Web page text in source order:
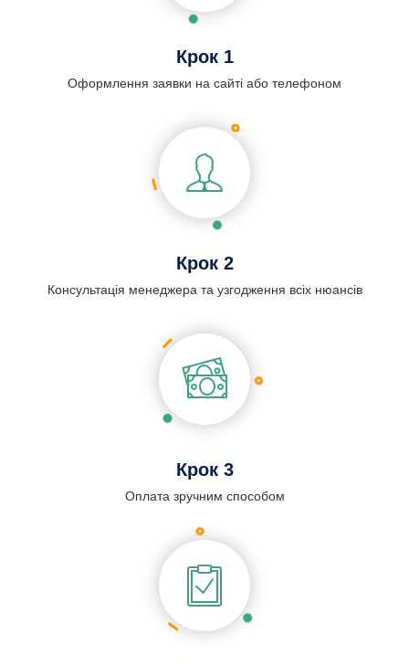
Крок 1
Оформлення заявки на сайті або телефоном
Крок 2
Консультація менеджера та узгодження всіх нюансів
Крок 3
Оплата зручним способом